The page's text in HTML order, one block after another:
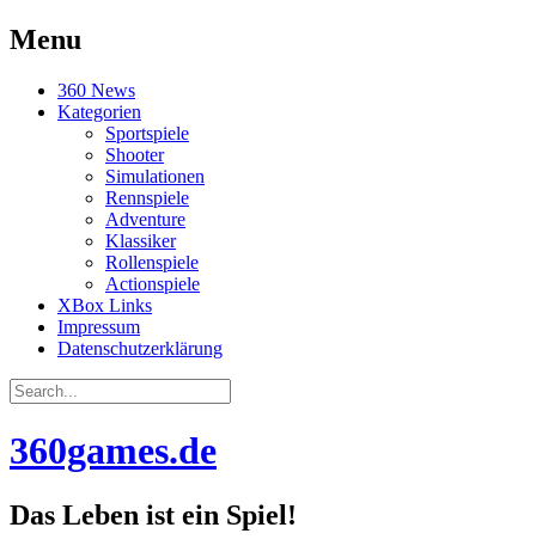
Menu
Skip
360 News
Kategorien
Sportspiele
Shooter
Simulationen
Rennspiele
Adventure
Klassiker
Rollenspiele
Actionspiele
XBox Links
Impressum
Datenschutzerklärung
Search
for:
360games.de
Das Leben ist ein Spiel!